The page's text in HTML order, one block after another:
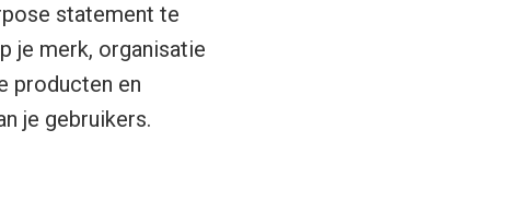
statement te
je merk, organisatie
producten en
je gebruikers.